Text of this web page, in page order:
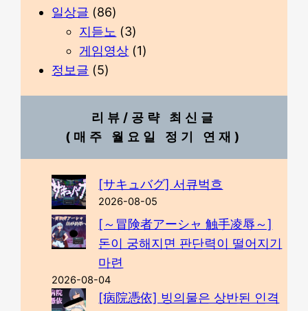
일상글 (86)
지듣노 (3)
게임영상 (1)
정보글 (5)
리뷰/공략 최신글
(매주 월요일 정기 연재)
[サキュバグ] 서큐벅흐
2026-08-05
[～冒険者アーシャ 触手凌辱～]
돈이 궁해지면 판단력이 떨어지기
마련
2026-08-04
[病院憑依] 빙의물은 상반된 인격